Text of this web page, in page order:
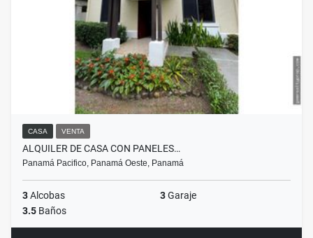
CASA VENTA
ALQUILER DE CASA CON PANELES…
Panamá Pacifico, Panamá Oeste, Panamá
3Alcobas 3Garaje
3.5 Baños